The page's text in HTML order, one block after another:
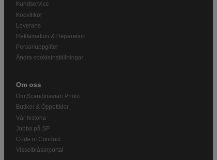
Kundservice
Köpvillkor
Leverans
Reklamation & Reparation
Personuppgifter
Ändra cookieinställningar
Om oss
Om Scandinavian Photo
Butiker & Öppettider
Vår historia
Jobba på SP
Code of Conduct
Visselblåsarportal